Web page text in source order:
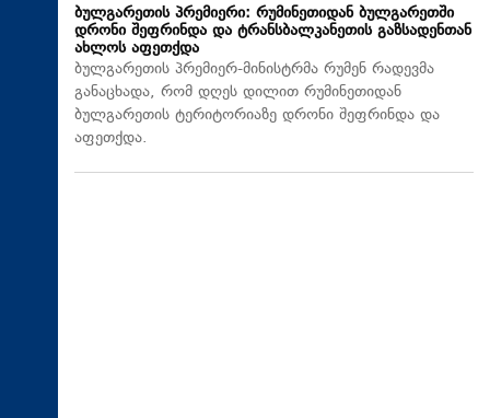
ბულგარეთის პრემიერი: რუმინეთიდან ბულგარეთში
დრონი შეფრინდა და ტრანსბალკანეთის გაზსადენთან
ახლოს აფეთქდა
ბულგარეთის პრემიერ-მინისტრმა რუმენ რადევმა
განაცხადა, რომ დღეს დილით რუმინეთიდან
ბულგარეთის ტერიტორიაზე დრონი შეფრინდა და
აფეთქდა.